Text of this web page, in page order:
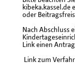
kibeka.kassel.de
oder
Nach Abschluss
Link einen
Link zum